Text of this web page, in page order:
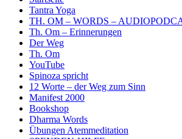
Tantra Yoga
TH. OM – WORDS –
Th. Om – Erinnerungen
Der Weg
Th. Om
YouTube
Spinoza spricht
12 Worte – der Weg zum Sinn
Manifest 2000
Bookshop
Dharma Words
Übungen Atemmeditation